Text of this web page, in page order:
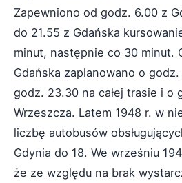
Zapewniono od godz. 6.00 z
do 21.55 z Gdańska
minut, następnie co 30 minut.
Gdańska zaplanowano o
godz. 23.30 na całej trasie i o
Wrzeszcza. Latem 1948 r. w
liczbę autobusów
Gdynia do 18. We wrześniu
że ze względu na brak